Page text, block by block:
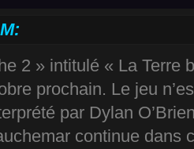
2 » intitulé « La Terre
prochain. Le jeu
par Dylan
continue dans